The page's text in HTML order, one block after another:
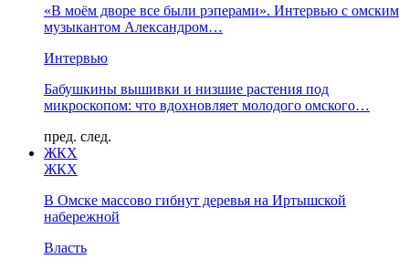
«В моём дворе все были рэперами». Интервью с омским
музыкантом Александром…
Интервью
Бабушкины вышивки и низшие растения под
микроскопом: что вдохновляет молодого омского…
пред. след.
ЖКХ
ЖКХ
В Омске массово гибнут деревья на Иртышской
набережной
Власть